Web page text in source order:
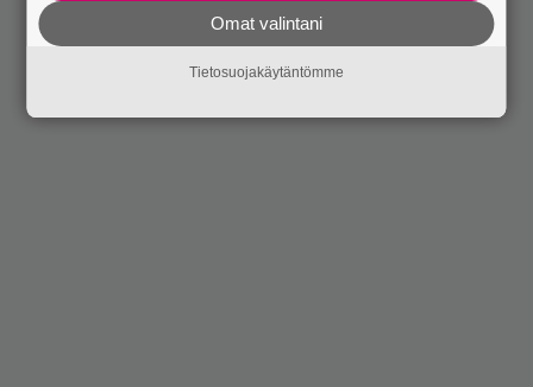
Omat valintani
Tietosuojakäytäntömme